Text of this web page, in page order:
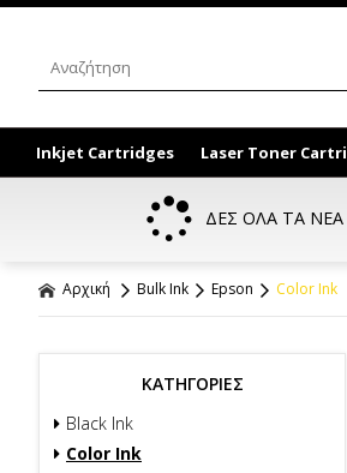
Inkjet Cartridges Laser Toner
ΔΕΣ ΟΛΑ ΤΑ
Αρχική Bulk Ink Epson Color Ink
ΚΑΤΗΓΟΡΙΕΣ
Black Ink
Color Ink